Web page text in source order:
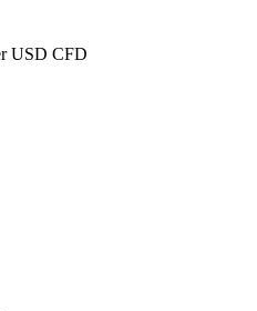
USD CFD